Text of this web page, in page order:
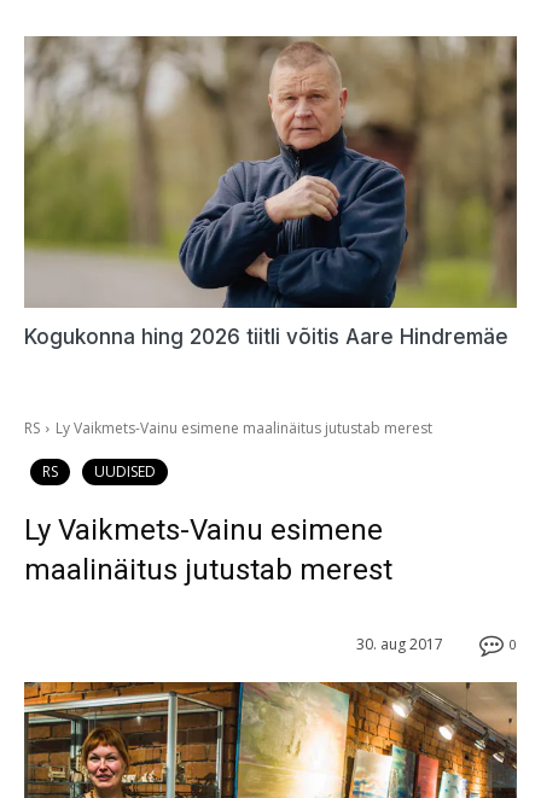
Kogukonna hing 2026 tiitli võitis Aare Hindremäe